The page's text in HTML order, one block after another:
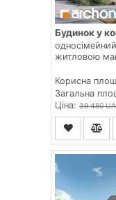
Будинок у
житловою
Корисна
Загальна
Ціна: 39 480